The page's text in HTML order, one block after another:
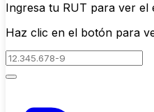
Ingresa tu RUT para ver el
Haz clic en el botón para